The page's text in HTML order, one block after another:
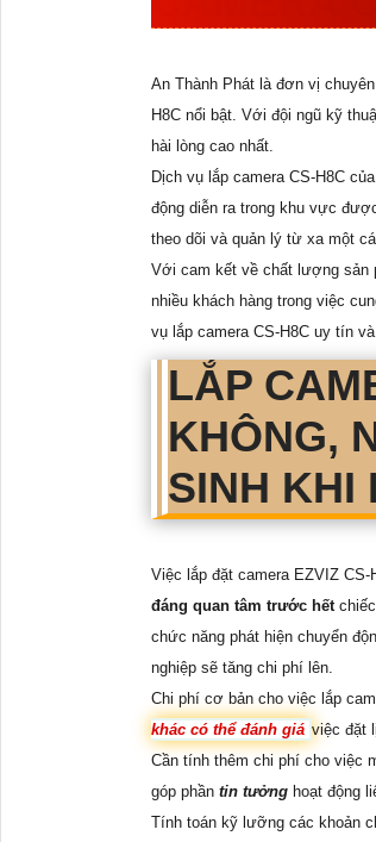
An Thành Phát là đơn vị
H8C nổi bật. Với đội ngũ kỹ
hài lòng cao nhất.
Dịch vụ lắp camera CS-H8C
động diễn ra trong khu vực
theo dõi và quản lý từ xa một
Với cam kết về chất lượng sản
nhiều khách hàng trong việc
vụ lắp camera CS-H8C uy tín
LẮP
KHÔNG,
SINH KHI
Việc lắp đặt camera EZVIZ
đáng quan tâm trước hết
chức năng phát hiện chuyển
nghiệp sẽ tăng chi phí lên.
Chi phí cơ bản cho việc lắp
khác có thể đánh giá việc đặt
Cần tính thêm chi phí cho việc
góp phần tin tưởng hoạt động
Tính toán kỹ lưỡng các khoản